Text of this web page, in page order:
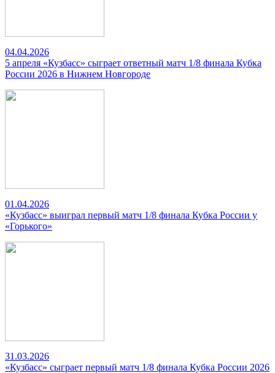
04.04.2026
5 апреля «Кузбасс» сыграет ответный матч 1/8 финала Кубка
России 2026 в Нижнем Новгороде
01.04.2026
«Кузбасс» выиграл первый матч 1/8 финала Кубка России у
«Горького»
31.03.2026
«Кузбасс» сыграет первый матч 1/8 финала Кубка России 2026